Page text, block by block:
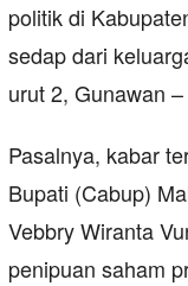
politik di
sedap dari
urut 2, Gunawan
Pasalnya, kabar
Bupati (Cabup)
Vebbry Wiranta
penipuan saham